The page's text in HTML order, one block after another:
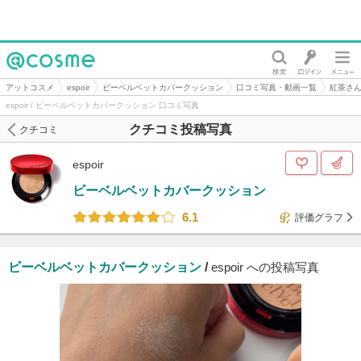
@cosme
アットコスメ espoir ビーベルベットカバークッション 口コミ写真・動画一覧
紅茶さ
espoir / ビーベルベットカバークッション 口コミ写真
クチコミ投稿写真
クチコミ
espoir
ビーベルベットカバークッション
6.1
評価グラフ
ビーベルベットカバークッション /espoir への投稿写真